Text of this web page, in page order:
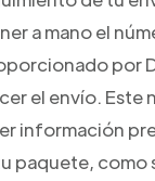
a mano el
por
el envío. Este
información
paquete, como